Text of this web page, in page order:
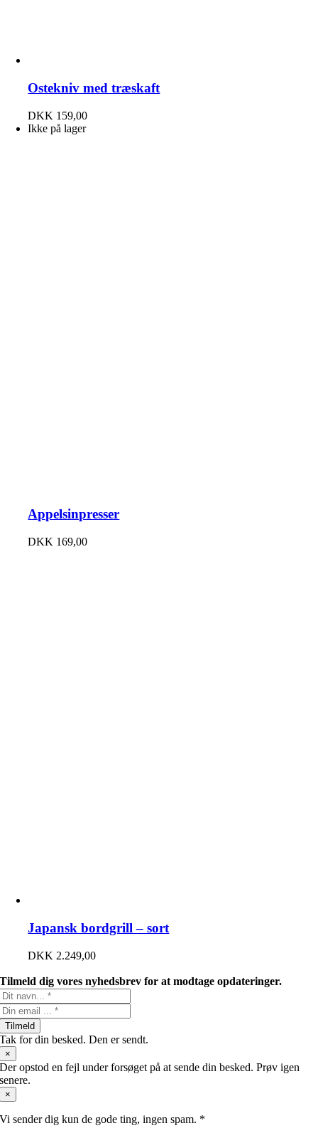
Ostekniv med træskaft
DKK 159,00
Ikke på lager
Appelsinpresser
DKK 169,00
Japansk bordgrill – sort
DKK 2.249,00
Tilmeld dig vores nyhedsbrev for at modtage opdateringer.
Tilmeld
Tak for din besked. Den er sendt.
×
Der opstod en fejl under forsøget på at sende din besked. Prøv igen
senere.
×
Vi sender dig kun de gode ting, ingen spam. *